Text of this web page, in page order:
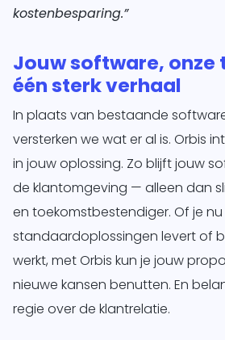
kostenbesparing.”
Jouw software, onze
één sterk verhaal
In plaats van bestaande
versterken we wat er al is. Orbis
in jouw oplossing. Zo blijft jouw
de klantomgeving — alleen dan
en toekomstbestendiger. Of je nu
standaardoplossingen levert of
werkt, met Orbis kun je jouw
nieuwe kansen benutten. En
regie over de klantrelatie.